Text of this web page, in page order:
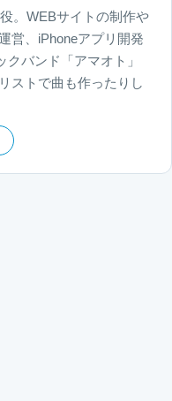
。WEBサイトの制作や
営、iPhoneアプリ開発
バンド「アマオト」
ストで曲も作ったりし